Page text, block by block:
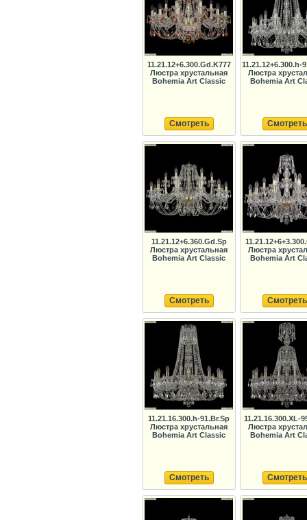
11.21.12+6.300.Gd.K777
Люстра хрустальная
Bohemia Art Classic
Смотреть
11.21.12+6.300.h-
Люстра
Bohemia Art
Смотреть
11.21.12+6.360.Gd.Sp
Люстра хрустальная
Bohemia Art Classic
Смотреть
Люстра
Bohemia Art
Смотреть
11.21.16.300.h-91.Br.Sp
Люстра хрустальная
Bohemia Art Classic
Смотреть
11.21.16.300.XL-
Люстра
Bohemia Art
Смотреть